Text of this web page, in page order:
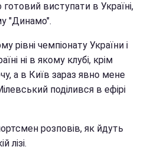
виступати в Україні,
"Динамо".
рівні чемпіонату України і
ні в якому клубі, крім
а в Київ зараз явно мене
поділився в ефірі
розповів, як йдуть
лізі.